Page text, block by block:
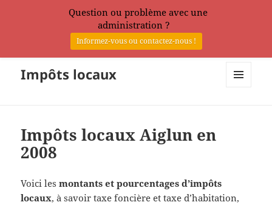
Impôts locaux
Impôts locaux Aiglun en
2008
Voici lesmontants et pourcentages d’impôts
locaux, à savoir taxe foncière et taxe d’habitation,
Question ou problème avec une
administration ?
Informez-vous ou contactez-nous !